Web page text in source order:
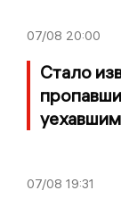
07/08 20:00
Стало
07/08 19:31